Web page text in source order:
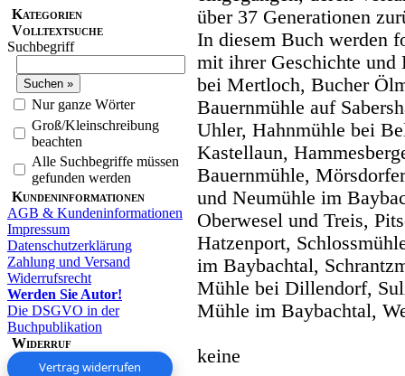
Kategorien
Volltextsuche
Suchbegriff
Nur ganze Wörter
Groß/Kleinschreibung
beachten
Alle Suchbegriffe müssen
gefunden werden
Kundeninformationen
AGB & Kundeninformationen
Impressum
Datenschutzerklärung
Zahlung und Versand
Widerrufsrecht
Werden Sie Autor!
Die DSGVO in der
Buchpublikation
Widerruf
Vertrag widerrufen
über 37 Generationen
In diesem Buch werden
mit ihrer Geschichte
bei Mertloch, Bucher
Bauernmühle auf
Uhler, Hahnmühle bei
Kastellaun,
Bauernmühle,
und Neumühle im
Oberwesel und Treis,
Hatzenport,
im Baybachtal,
Mühle bei Dillendorf,
Mühle im Baybachtal,
keine